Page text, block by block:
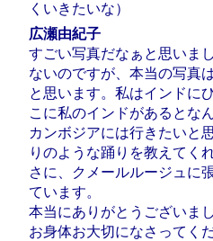
くいきたいな）
広瀬由紀子
すごい写真だなぁと思いま
ないのですが、本当の写真
と思います。私はインドに
こに私のインドがあるとな
カンボジアには行きたいと
りのような踊りを教えてく
さに、クメールルージュに
ています。
本当にありがとうございま
お身体お大切になさってく